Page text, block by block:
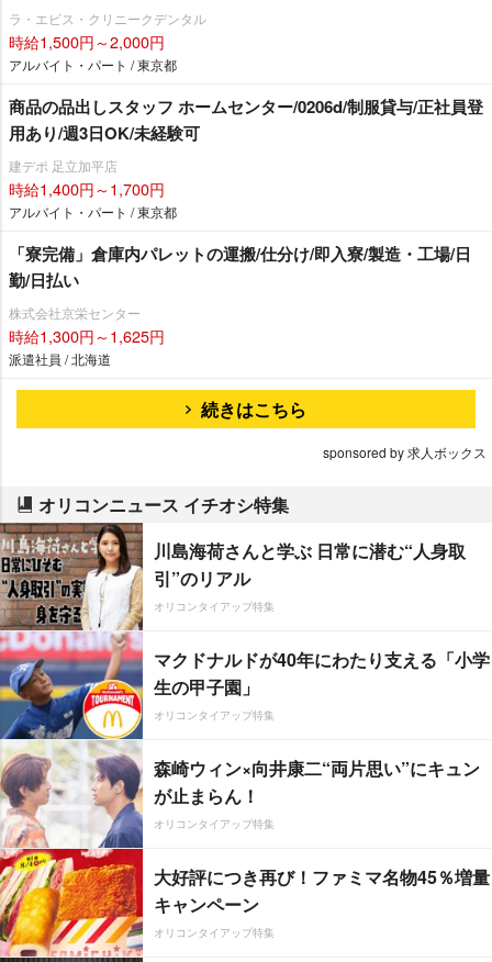
ラ・エビス・クリニークデンタル
時給1,500円～2,000円
アルバイト・パート / 東京都
商品の品出しスタッフ ホームセンター/0206d/制服貸与/正社員登
用あり/週3日OK/未経験可
建デポ 足立加平店
時給1,400円～1,700円
アルバイト・パート / 東京都
「寮完備」倉庫内パレットの運搬/仕分け/即入寮/製造・工場/日
勤/日払い
株式会社京栄センター
時給1,300円～1,625円
派遣社員 / 北海道
続きはこちら
sponsored by 求人ボックス
オリコンニュース イチオシ特集
川島海荷さんと学ぶ 日常に潜む“人身取
引”のリアル
オリコンタイアップ特集
マクドナルドが40年にわたり支える「小学
生の甲子園」
オリコンタイアップ特集
森崎ウィン×向井康二“両片思い”にキュン
が止まらん！
オリコンタイアップ特集
大好評につき再び！ファミマ名物45％増量
キャンペーン
オリコンタイアップ特集